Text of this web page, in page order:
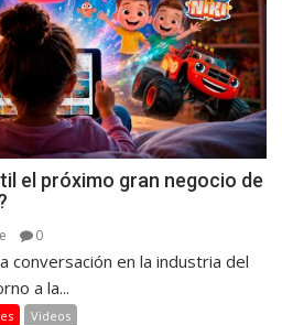
el próximo gran negocio de
0
conversación en la industria del
a la...
Videos